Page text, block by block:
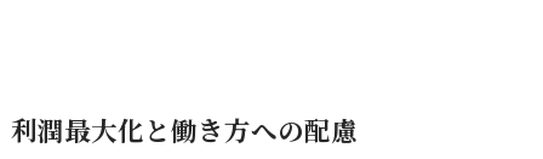
利潤最大化と働き方への配慮